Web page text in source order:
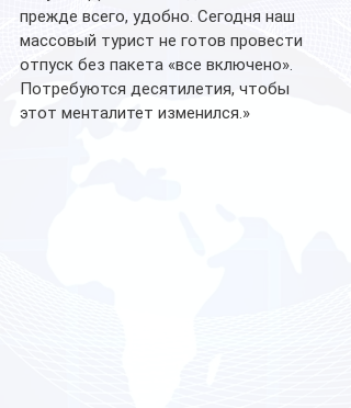
прежде всего, удобно. Сегодня наш
массовый турист не готов провести
отпуск без пакета «все включено».
Потребуются десятилетия, чтобы
этот менталитет изменился.»